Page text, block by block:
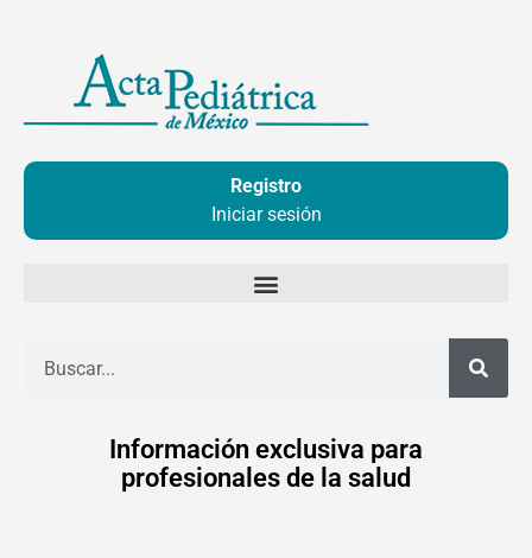
contenido
Registro
Iniciar sesión
Información exclusiva para
profesionales de la salud